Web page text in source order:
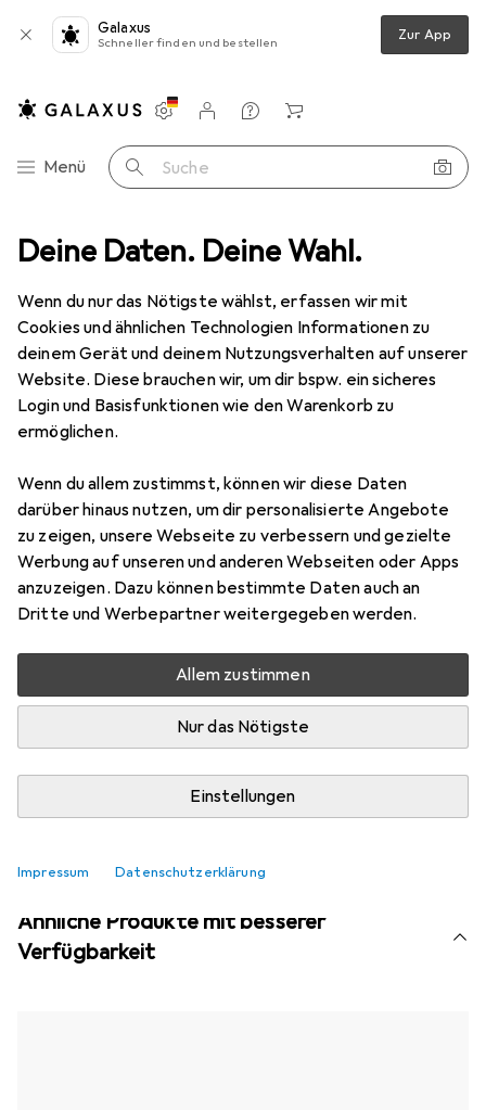
Deine Daten. Deine Wahl.
Wenn du nur das Nötigste wählst, erfassen wir mit
Cookies und ähnlichen Technologien Informationen zu
deinem Gerät und deinem Nutzungsverhalten auf unserer
Website. Diese brauchen wir, um dir bspw. ein sicheres
Login und Basisfunktionen wie den Warenkorb zu
ermöglichen.
Wenn du allem zustimmst, können wir diese Daten
darüber hinaus nutzen, um dir personalisierte Angebote
zu zeigen, unsere Webseite zu verbessern und gezielte
Werbung auf unseren und anderen Webseiten oder Apps
anzuzeigen. Dazu können bestimmte Daten auch an
Dritte und Werbepartner weitergegeben werden.
Allem zustimmen
Nur das Nötigste
Einstellungen
Impressum Datenschutzerklärung
Galaxus
Schneller finden und bestellen Zur App
Navigation nach Kategorien
Menü Suche
Einstellungen
Kundenkonto
Vergleichslisten
Merklisten
Warenkorb
Teppiche Teppich Pergamon Designer Teppich Brilliant Magic
9 Bilder
PergamonDesigner Teppich Brilliant
Magic
120 x 170 cm
Bewertungen Marke
Mehr von Pergamon
Aktuell nicht lieferbar
Vergleichen
Kostenloser Versand ab 30,– i
Ähnliche Produkte mit besserer
Verfügbarkeit